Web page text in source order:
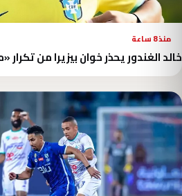
منذ 8 ساعة
خالد الغندور يحذر خوان بيزيرا من تكرار